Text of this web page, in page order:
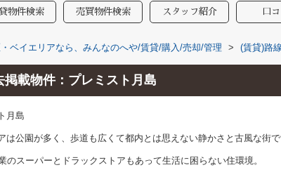
物件検索 売買物件検索 スタッフ紹介 口コ
ベイエリアなら、みんなのへや/賃貸/購入/売却/管理 > (賃貸)路
掲載物件：プレミスト月島
月島
は公園が多く、歩道も広くて都内とは思えない静かさと古風な街で
のスーパーとドラックストアもあって生活に困らない住環境。